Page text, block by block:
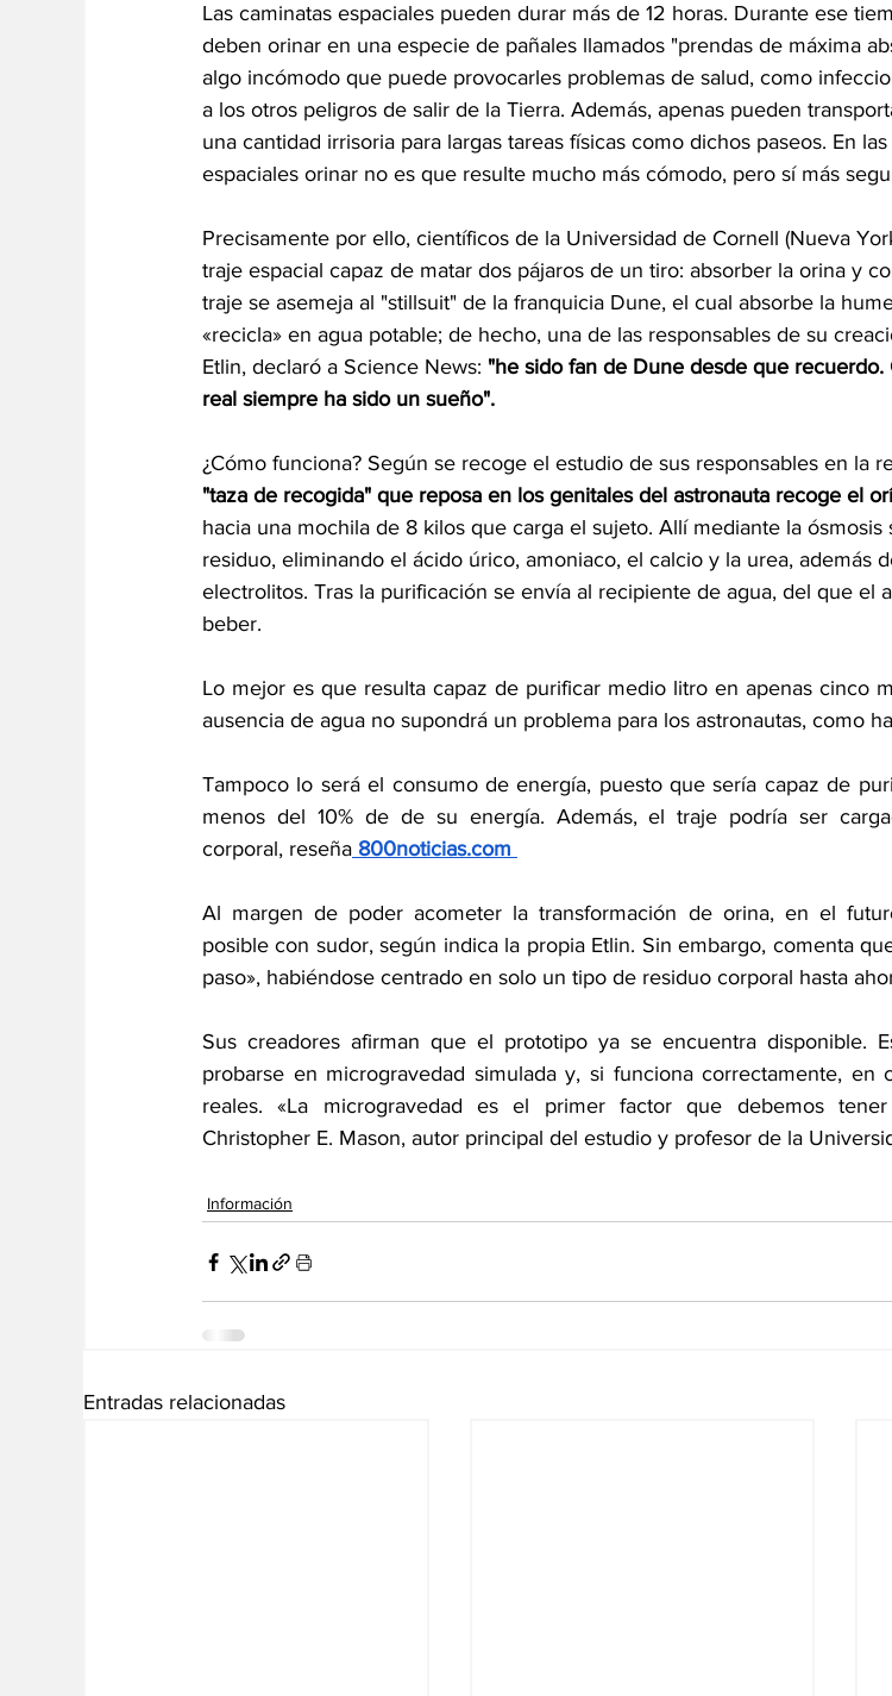
Las caminatas espaciales pueden durar más de 12 horas. Durante ese
deben orinar en una especie de pañales llamados "prendas de máxima
algo incómodo que puede provocarles problemas de salud, como
a los otros peligros de salir de la Tierra. Además, apenas pueden
una cantidad irrisoria para largas tareas físicas como dichos paseos. En
espaciales orinar no es que resulte mucho más cómodo, pero sí más
Precisamente por ello, científicos de la Universidad de Cornell (Nueva
traje espacial capaz de matar dos pájaros de un tiro: absorber la orina y
traje se asemeja al "stillsuit" de la franquicia Dune, el cual absorbe la
«recicla» en agua potable; de hecho, una de las responsables de su
Etlin, declaró a Science News: "he sido fan de Dune desde que recuerdo.
real siempre ha sido un sueño".
¿Cómo funciona? Según se recoge el estudio de sus responsables en la
"taza de recogida" que reposa en los genitales del astronauta recoge el
hacia una mochila de 8 kilos que carga el sujeto. Allí mediante la ósmosis
residuo, eliminando el ácido úrico, amoniaco, el calcio y la urea, además
electrolitos. Tras la purificación se envía al recipiente de agua, del que el
beber.
Lo mejor es que resulta capaz de purificar medio litro en apenas cinco
ausencia de agua no supondrá un problema para los astronautas, como
Tampoco lo será el consumo de energía, puesto que sería capaz de
menos del 10% de de su energía. Además, el traje podría ser
corporal, reseña 800noticias.com
Al margen de poder acometer la transformación de orina, en el
posible con sudor, según indica la propia Etlin. Sin embargo, comenta
paso», habiéndose centrado en solo un tipo de residuo corporal hasta
Sus creadores afirman que el prototipo ya se encuentra disponible.
probarse en microgravedad simulada y, si funciona correctamente, en
reales. «La microgravedad es el primer factor que debemos
Christopher E. Mason, autor principal del estudio y profesor de la
Información
Entradas relacionadas